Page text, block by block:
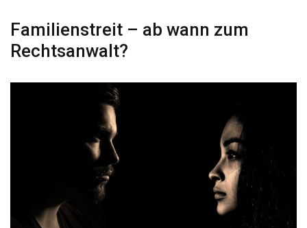
Familienstreit – ab wann zum
Rechtsanwalt?